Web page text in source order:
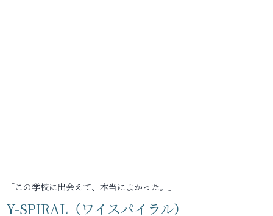
「この学校に出会えて、本当によかった。」
Y-SPIRAL（ワイスパイラル）